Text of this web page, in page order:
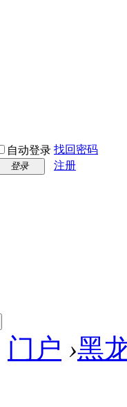
自动登录 找回密码
登录
注册
门户 ›黑